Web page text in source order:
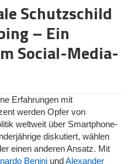
des Wertdepots
Dort bewahrt der Anleger
Wertpapiere auf. Bei
kostenfrei möglich.
an einer Börse.
Trading-Apps gehören
eToro und Justtrade. Bei
Handel nur über die
Schutzschild
– Ein
Social-Media-
Erfahrungen mit
werden Opfer von
weltweit über Smartphone-
diskutiert, wählen
einen anderen Ansatz. Mit
Benini und Alexander